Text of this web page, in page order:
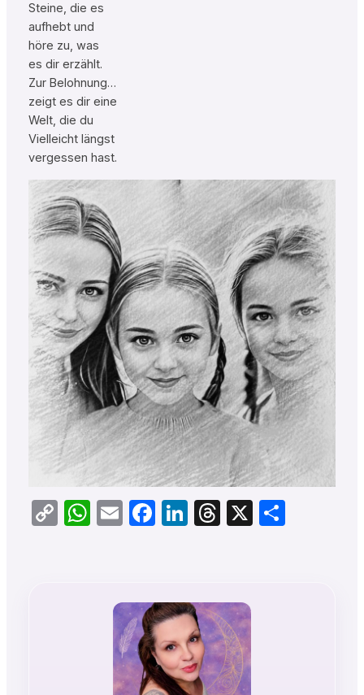
Steine, die es
aufhebt und
höre zu, was
es dir erzählt.
Zur Belohnung…
zeigt es dir eine
Welt, die du
Vielleicht längst
vergessen hast.
CopyWhatsApp
EmailFacebook
LinkedIn
Threads
X Teilen